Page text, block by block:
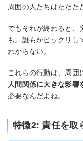
周囲の人たちはただた
でもそれが終わると、
も。誰もがビックリし
わからない。
これらの行動は、周囲
人間関係に大きな影響
必要なんだよね。
特徴2: 責任を取